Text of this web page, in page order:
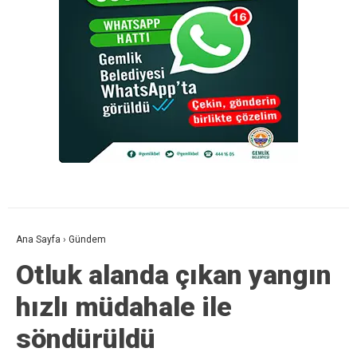
Ana Sayfa › Gündem
Otluk alanda çıkan yangın
hızlı müdahale ile
söndürüldü